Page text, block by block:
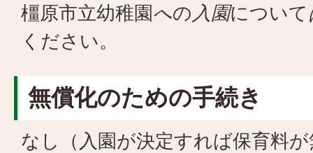
橿原市立幼稚園への入園について
ください。
無償化のための手続き
なし（入園が決定すれば保育料